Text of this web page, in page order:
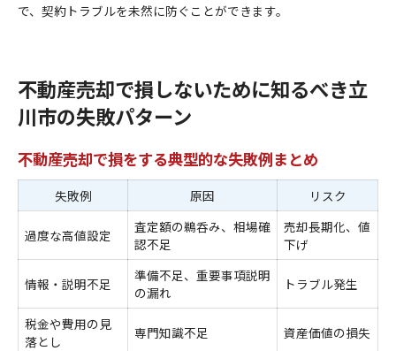
で、契約トラブルを未然に防ぐことができます。
不動産売却で損しないために知るべき立
川市の失敗パターン
不動産売却で損をする典型的な失敗例まとめ
失敗例 原因 リスク
過度な高値設定
査定額の鵜呑み、相場確
認不足
売却長期化、値
下げ
情報・説明不足
準備不足、重要事項説明
の漏れ
トラブル発生
税金や費用の見
落とし
専門知識不足 資産価値の損失